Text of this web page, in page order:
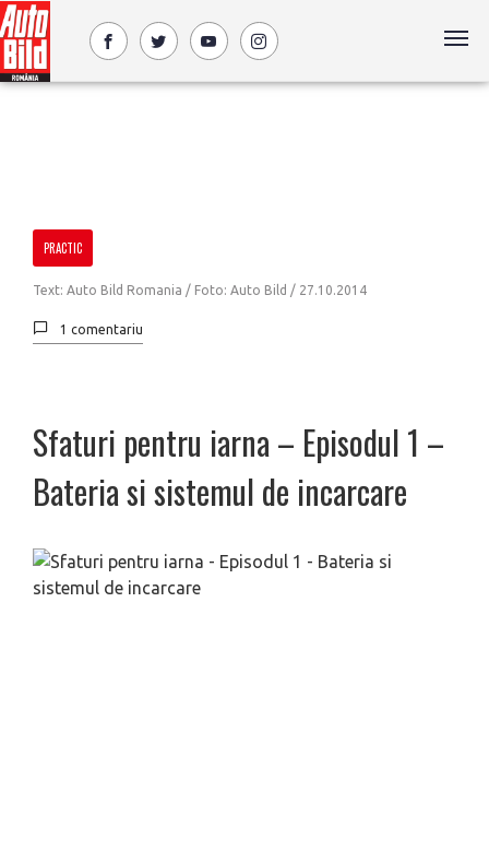
PRACTIC
Text: Auto Bild Romania / Foto: Auto Bild / 27.10.2014
1 comentariu
Sfaturi pentru iarna – Episodul 1 –
Bateria si sistemul de incarcare